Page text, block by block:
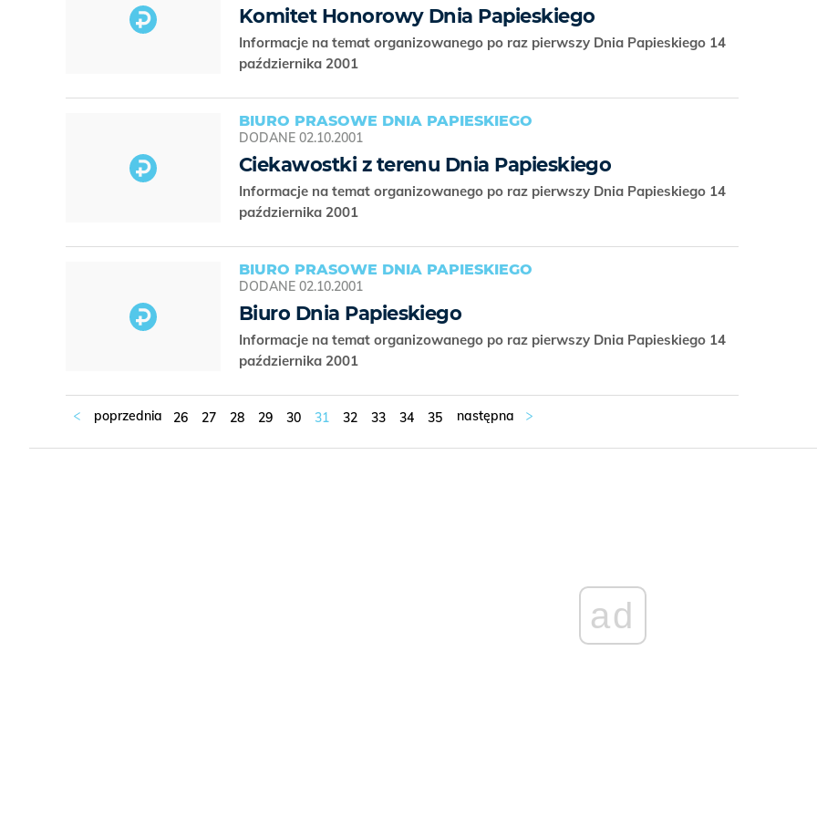
Komitet Honorowy Dnia Papieskiego
Informacje na temat organizowanego po raz pierwszy Dnia Papieskiego 14
października 2001
BIURO PRASOWE DNIA PAPIESKIEGO
DODANE 02.10.2001
Ciekawostki z terenu Dnia Papieskiego
Informacje na temat organizowanego po raz pierwszy Dnia Papieskiego 14
października 2001
BIURO PRASOWE DNIA PAPIESKIEGO
DODANE 02.10.2001
Biuro Dnia Papieskiego
Informacje na temat organizowanego po raz pierwszy Dnia Papieskiego 14
października 2001
26 27 28 29 30 31 32 33 34 35
ad